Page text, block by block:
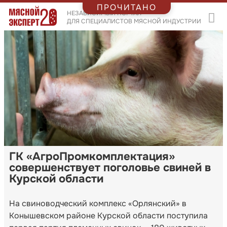
НЕЗАВИСИМЫЙ ПОРТАЛ
ДЛЯ СПЕЦИАЛИСТОВ МЯСНОЙ ИНДУСТРИИ
ГК «АгроПромкомплектация»
совершенствует поголовье свиней в
Курской области
На свиноводческий комплекс «Орлянский» в
Конышевском районе Курской области поступила
ПРОЧИТАНО